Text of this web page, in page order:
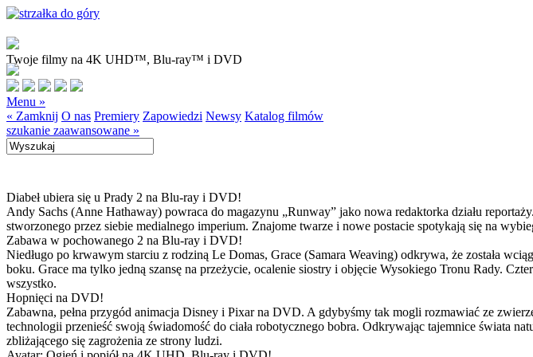
Twoje filmy na 4K UHD™, Blu-ray™ i DVD
Menu »
« Zamknij O nas Premiery Zapowiedzi Newsy Katalog filmów
szukanie zaawansowane »
Diabeł ubiera się u Prady 2 na Blu-ray i DVD!
Andy Sachs (Anne Hathaway) powraca do magazynu „Runway” jako nowa redaktorka działu
stworzonego przez siebie medialnego imperium. Znajome twarze i nowe postacie spotykają się na
Zabawa w pochowanego 2 na Blu-ray i DVD!
Niedługo po krwawym starciu z rodziną Le Domas, Grace (Samara Weaving) odkrywa, że została
boku. Grace ma tylko jedną szansę na przeżycie, ocalenie siostry i objęcie Wysokiego Tronu Rady.
wszystko.
Hopnięci na DVD!
Zabawna, pełna przygód animacja Disney i Pixar na DVD. A gdybyśmy tak mogli rozmawiać ze
technologii przenieść swoją świadomość do ciała robotycznego bobra. Odkrywając tajemnice świata
zbliżającego się zagrożenia ze strony ludzi.